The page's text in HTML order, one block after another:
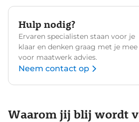
Hulp nodig?
Ervaren specialisten staan voor je
klaar en denken graag met je mee
voor maatwerk advies.
Neem contact op
Waarom jij blij wordt